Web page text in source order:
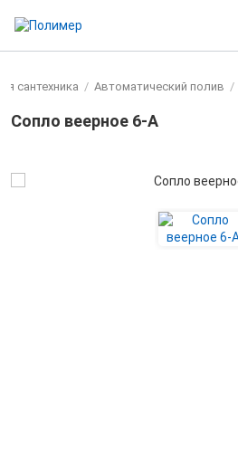
сантехника / Автоматический полив /
Сопло веерное 6-А